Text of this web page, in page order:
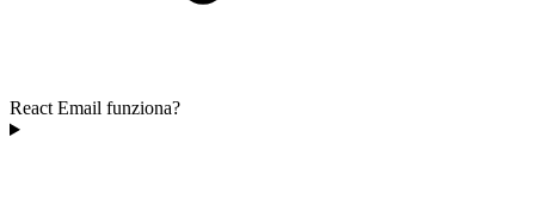
React Email funziona?